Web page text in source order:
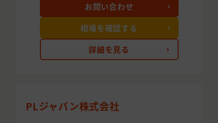
詳細を見る
お問い合わせ
相場を確認する
PLジャパン株式会社